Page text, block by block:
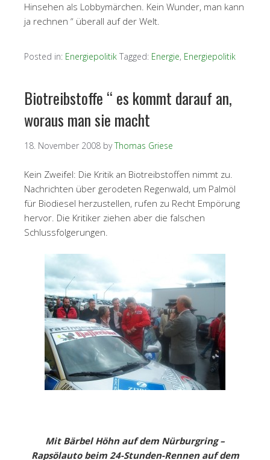
Hinsehen als Lobbymärchen. Kein Wunder, man kann
ja rechnen “ überall auf der Welt.
Posted in: Energiepolitik Tagged: Energie, Energiepolitik
Biotreibstoffe “ es kommt darauf an,
woraus man sie macht
18. November 2008 byThomas Griese
Kein Zweifel: Die Kritik an Biotreibstoffen nimmt zu.
Nachrichten über gerodeten Regenwald, um Palmöl
für Biodiesel herzustellen, rufen zu Recht Empörung
hervor. Die Kritiker ziehen aber die falschen
Schlussfolgerungen.
Mit Bärbel Höhn auf dem Nürburgring –
Rapsölauto beim 24-Stunden-Rennen auf dem